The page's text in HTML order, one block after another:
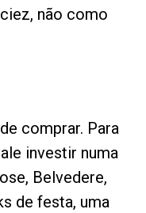
não como
comprar. Para
investir numa
Belvedere,
de festa, uma